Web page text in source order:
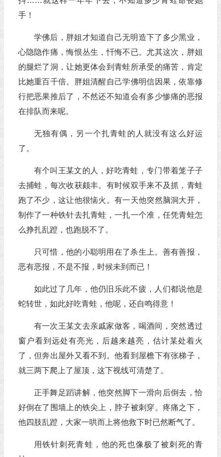
手！
学佛后，胖姐才知道自己无明造下了多少黑业，
心隐隐作痛，悔恨丛生，忏悔不已。尤其这次，胖姐
的腿烂了洞，让她更体会到青蛙所承受的痛苦，肯定
比她重百千倍。胖姐清醒自己学佛明信因果，依靠修
行把恶果推后了，不然还不知道会有多少惨痛的恶报
在排队而来呢。
无独有偶，另一个扎青蛙的人就没有这么好运
了。
有个叫王某文的人，好吃青蛙，专门带着笼子子
去捕蛙，每次收获颇丰。有时候双手来不及抓，青蛙
跑了不少，这让他很恼火。有一天他突然脑洞大开，
制作了一种铁针去扎青蛙，一扎一个准，任凭青蛙怎
么挣扎乱蹬，也跑脱不了。
只可惜，他的小聪明用在了杀生上。善有善报，
恶有恶报，不是不报，时候未到而已！
如此过了几年，他仍旧乐此不疲，人们都说他是
蛇转世，如此好吃青蛙，他呢，还自鸣得意！
有一次王某文去亲戚家做客，喝酒间，突然透过
窗户看到远处有亮光，后越来越亮，估计某处着火
了，但奔出屋外又看不到。他看到屋檐下有张梯子，
就三两下爬上了屋顶，这下视线可清楚了。
正手舞足蹈讲解，他突然脚下一滑向后倒去，恰
好倒在了围墙上的铁尖上，脖子被刺穿。疼痛之下，
他四肢乱蹬，大家一哄而上将他救下时已然断气了。
用铁针刺死青蛙，他的死也像极了被刺死的青